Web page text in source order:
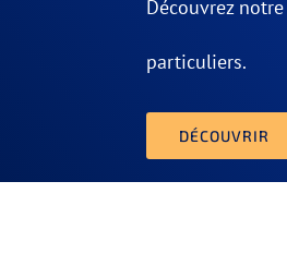
Découvrez
particuliers.
DÉCOUVRIR